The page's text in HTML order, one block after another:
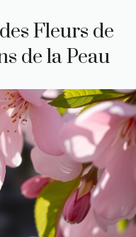
Fleurs de
de la Peau